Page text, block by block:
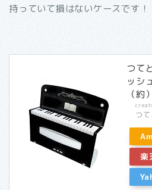
持っていて損はないケースです！
つて
ッシ
（
つ
楽